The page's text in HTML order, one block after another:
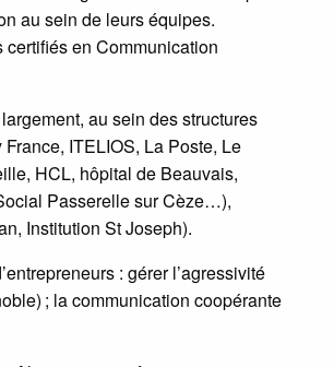
au sein de leurs équipes.
en Communication
au sein des structures
ITELIOS, La Poste, Le
HCL, hôpital de Beauvais,
Passerelle sur Cèze…),
Institution St Joseph).
: gérer l’agressivité
; la communication coopérante